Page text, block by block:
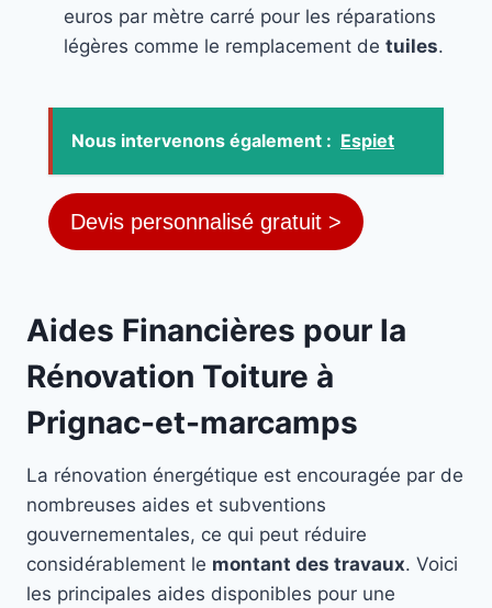
euros par mètre carré pour les réparations
légères comme le remplacement de tuiles.
Nous intervenons également : Espiet
Devis personnalisé gratuit >
Aides Financières pour la
Rénovation Toiture à
Prignac-et-marcamps
La rénovation énergétique est encouragée par de
nombreuses aides et subventions
gouvernementales, ce qui peut réduire
considérablement le montant des travaux. Voici
les principales aides disponibles pour une